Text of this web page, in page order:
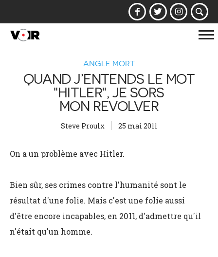
ANGLE MORT
QUAND J’ENTENDS LE MOT
"HITLER", JE SORS
MON REVOLVER
Steve Proulx 25 mai 2011
On a un problème avec Hitler.
Bien sûr, ses crimes contre l'humanité sont le
résultat d'une folie. Mais c'est une folie aussi
d'être encore incapables, en 2011, d'admettre qu'il
n'était qu'un homme.